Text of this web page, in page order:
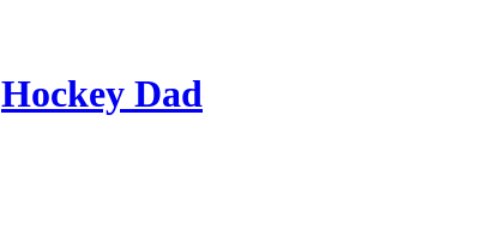
Hockey Dad